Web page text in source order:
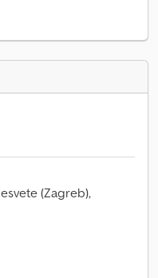
(Zagreb),